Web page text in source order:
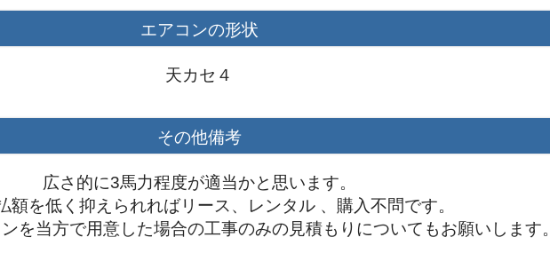
屋市から業務用エアコンの見積依頼を頂きました！
市から業務用エアコンリースのお見積もりを頂きました！
市から業務用エアコンリースのお見積もりを頂きました！
市から業務用エアコン購入のお見積もりを頂きました！
エアコンの形状
天カセ４
その他備考
広さ的に3馬力程度が適当かと思います。
額を低く抑えられればリース、レンタル 、購入不問です。
を当方で用意した場合の工事のみの見積もりについてもお願いします。